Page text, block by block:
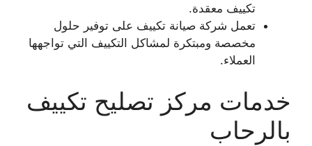
تكييف معقدة.
تعمل شركة صيانة تكييف على توفير حلول
مخصصة ومبتكرة لمشاكل التكييف التي تواجهها
العملاء.
خدمات مركز تصليح تكييف
بالرحاب